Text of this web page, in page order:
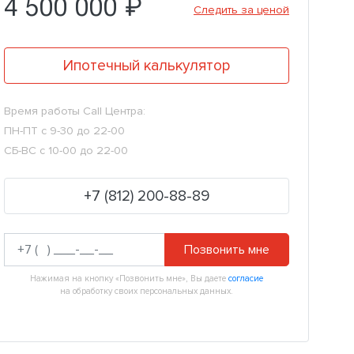
4 500 000 ₽ Следить за ценой
Ипотечный калькулятор
Время работы Call Центра:
ПН-ПТ с 9-30 до 22-00
СБ-ВС с 10-00 до 22-00
+7 (812) 200-88-89
Позвонить мне
Нажимая на кнопку «Позвонить мне», Вы даете согласие
на обработку своих персональных данных.